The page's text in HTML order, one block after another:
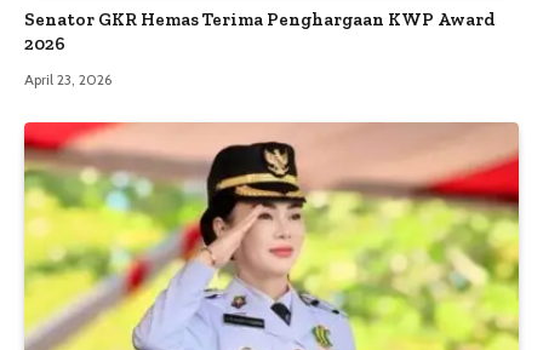
Senator GKR Hemas Terima Penghargaan KWP Award
2026
April 23, 2026